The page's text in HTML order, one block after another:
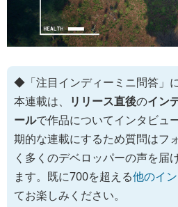
◆「注目インディーミニ問答」
本連載は、
リリース直後のイン
ールで作品についてインタビュ
期的な連載にするため質問はフ
く多くのデベロッパーの声を届
ます。既に700を超える他のイ
てお楽しみください。